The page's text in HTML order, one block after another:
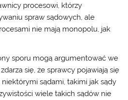
procesowi, którzy
spraw sądowych, ale
nie mają monopolu, jak
sporu mogą argumentować we
się, że sprawcy pojawiają się
sądami, takimi jak sądy
wiele takich sądów nie